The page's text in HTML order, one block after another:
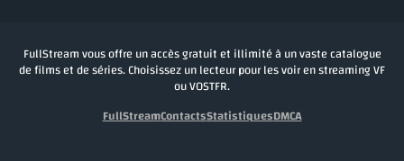
FullStream vous offre un accès gratuit et illimité à un vaste catalogue
de films et de séries. Choisissez un lecteur pour les voir en streaming VF
ou VOSTFR.
FullStreamContactsStatistiquesDMCA